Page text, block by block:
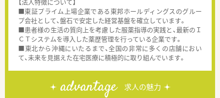
■東証プライム上場企業である東邦ホールディングスのグルー
プ会社として、盤石で安定した経営基盤を確立しています。
■患者様の生活の質向上を考慮した服薬指導の実践と、最新のＩ
ＣＴシステムを導入した薬歴管理を行っている企業です。
■東北から沖縄にいたるまで、全国の非常に多くの店舗におい
て、未来を見据えた在宅医療に積極的に取り組んでいます。
advantage 求人の魅力